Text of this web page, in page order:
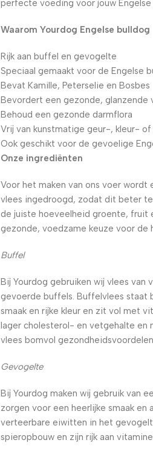
perfecte voeding voor jouw Engelse
Waarom Yourdog Engelse bulldog
Rijk aan buffel en gevogelte
Speciaal gemaakt voor de Engelse
Bevat Kamille, Peterselie en Bosbes
Bevordert een gezonde, glanzende
Behoud een gezonde darmflora
Vrij van kunstmatige geur-, kleur-
Ook geschikt voor de gevoelige
Onze ingrediënten
Voor het maken van ons voer wordt
vlees ingedroogd, zodat dit beter
de juiste hoeveelheid groente, fruit
gezonde, voedzame keuze voor de
Buffel
Bij Yourdog gebruiken wij vlees van
gevoerde buffels. Buffelvlees staat
smaak en rijke kleur en zit vol met
lager cholesterol- en vetgehalte en
vlees bomvol gezondheidsvoordelen.
Gevogelte
Bij Yourdog maken wij gebruik van
zorgen voor een heerlijke smaak en
verteerbare eiwitten in het
spieropbouw en zijn rijk aan